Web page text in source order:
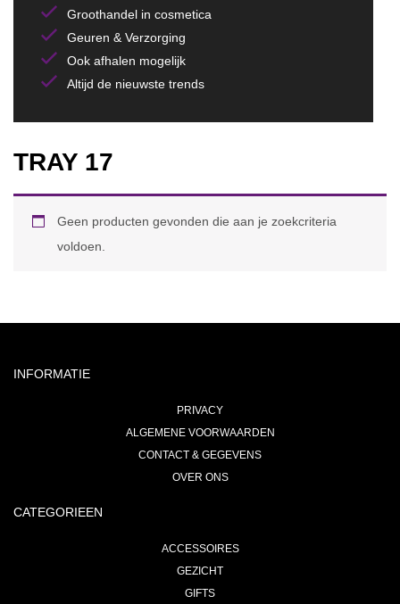
Groothandel in cosmetica
Geuren & Verzorging
Ook afhalen mogelijk
Altijd de nieuwste trends
TRAY 17
Geen producten gevonden die aan je zoekcriteria
voldoen.
INFORMATIE
PRIVACY
ALGEMENE VOORWAARDEN
CONTACT & GEGEVENS
OVER ONS
CATEGORIEEN
ACCESSOIRES
GEZICHT
GIFTS